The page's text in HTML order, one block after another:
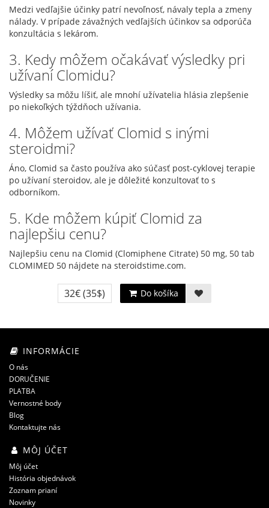
Medzi vedľajšie účinky patrí nevoľnosť, návaly tepla a zmeny
nálady. V prípade závažných vedľajších účinkov sa odporúča
konzultácia s lekárom.
3. Kedy môžem očakávať výsledky pri
užívaní Clomidu?
Výsledky sa môžu líšiť, ale mnohí užívatelia hlásia zlepšenie
po niekoľkých týždňoch užívania.
4. Môžem užívať Clomid s inými
steroidmi?
Áno, Clomid sa často používa ako súčasť post-cyklovej terapie
po užívaní steroidov, ale je dôležité konzultovať to s
odborníkom.
5. Kde môžem kúpiť Clomid za
najlepšiu cenu?
Najlepšiu cenu na Clomid (Clomiphene Citrate) 50 mg, 50 tab
CLOMIMED 50 nájdete na steroidstime.com.
32€(35$) Do košíka
INFORMÁCIE
O nás
DORUČENIE
PLATBA
Vernostné body
Blog
Kontaktujte nás
MÔJ ÚČET
Môj účet
História objednávok
Zoznam prianí
Novinky